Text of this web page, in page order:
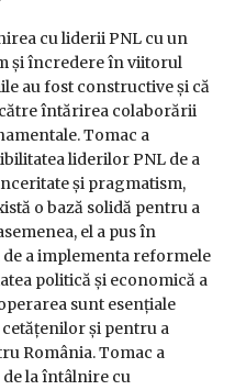
cu liderii PNL cu un
și încredere în viitorul
au fost constructive și că
întărirea colaborării
Tomac a
liderilor PNL de a
și pragmatism,
o bază solidă pentru a
el a pus în
a implementa reformele
politică și economică a
sunt esențiale
și pentru a
România. Tomac a
la întâlnire cu